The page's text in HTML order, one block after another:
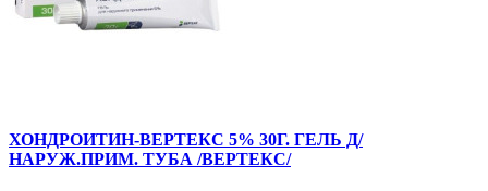
ХОНДРОИТИН-ВЕРТЕКС 5% 30Г. ГЕЛЬ Д/
НАРУЖ.ПРИМ. ТУБА /ВЕРТЕКС/